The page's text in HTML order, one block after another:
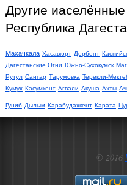
Другие
Республика
Махачкала Хасавюрт Дербент
Дагестанские Огни Южно-Сухокумск
Рутул Сангар Тарумовка Терекли-
Кумух Касумкент Агвали Акуша Ахты
Гуниб Дылым Карабудахкент Карата
© 2016